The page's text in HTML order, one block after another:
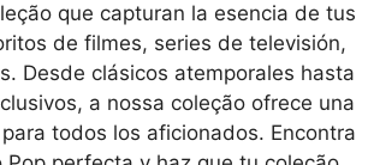
que capturan la esencia de tus
de filmes, series de televisión,
Desde clásicos atemporales hasta
a nossa coleção ofrece una
todos los aficionados. Encontra